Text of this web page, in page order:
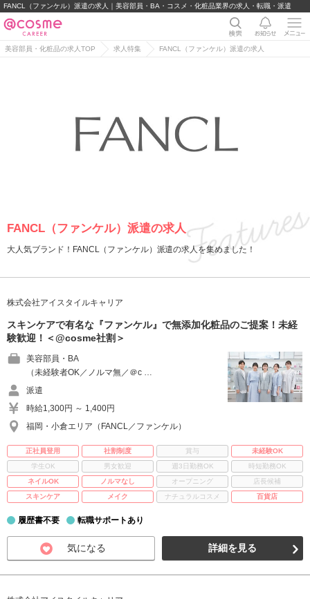
FANCL（ファンケル）派遣の求⼈｜美容部員・BA・コスメ・化粧品業界の求人・転職・派遣
美容部員・化粧品の求人TOP 求人特集 FANCL（ファンケル）派遣の求⼈
FANCL（ファンケル）派遣の求⼈
大人気ブランド！FANCL（ファンケル）派遣の求⼈を集めました！
株式会社アイスタイルキャリア
スキンケアで有名な『ファンケル』で無添加化粧品のご提案！未経
験歓迎！＜@cosme社割＞
美容部員・BA
（未経験者OK／ノルマ無／＠c …
派遣
時給1,300円 ～ 1,400円
福岡・小倉エリア（FANCL／ファンケル）
正社員登用 社割制度 賞与
未経験OK
学生OK
男女歓迎 週3日勤務OK
時短勤務OK
ネイルOK
ノルマなし オープニング
店長候補
スキンケア
メイク ナチュラルコスメ 百貨店
履歴書不要 転職サポートあり
気になる 詳細を見る